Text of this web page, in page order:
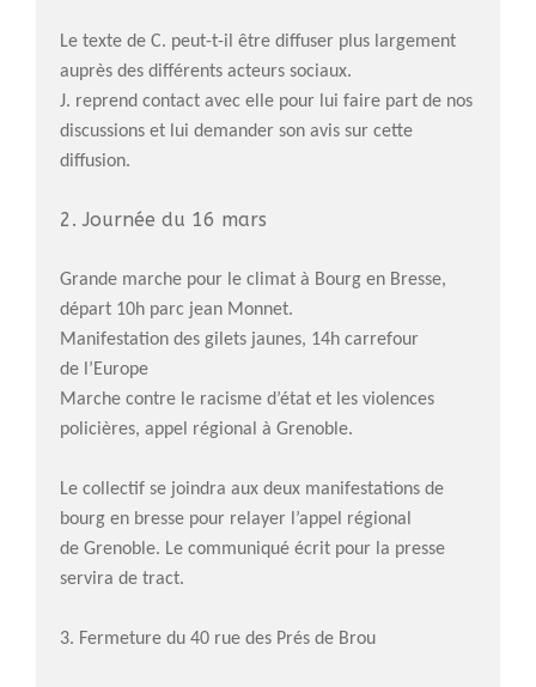
Droit d’Asile
Hébergement​
Langue Française
Bibliographie
Liens
Agir
Le texte de C. peut-t-il être diffuser plus largement
auprès des différents acteurs sociaux.
J. reprend contact avec elle pour lui faire part de nos
discussions et lui demander son avis sur cette
diffusion.
2. Journée du 16 mars
Grande marche pour le climat à Bourg en Bresse,
départ 10h parc jean Monnet.
Manifestation des gilets jaunes, 14h carrefour
de l’Europe
Marche contre le racisme d’état et les violences
policières, appel régional à Grenoble.
Le collectif se joindra aux deux manifestations de
bourg en bresse pour relayer l’appel régional
de Grenoble. Le communiqué écrit pour la presse
servira de tract.
3. Fermeture du 40 rue des Prés de Brou